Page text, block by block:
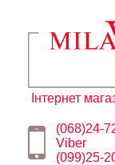
Інтернет
(068)24-
Viber
(099)25-